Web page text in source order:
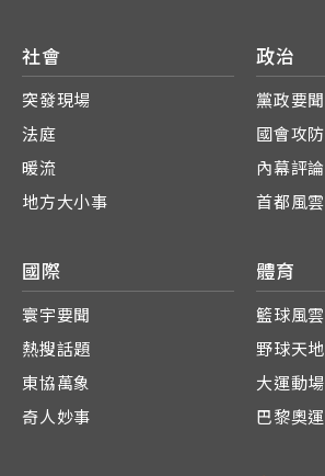
社會
突發現場
法庭
暖流
地方大小事
政治
黨政要聞
國會攻防
內幕評論
首都風雲
國際
寰宇要聞
熱搜話題
東協萬象
奇人妙事
體育
籃球風雲
野球天地
大運動場
巴黎奧運